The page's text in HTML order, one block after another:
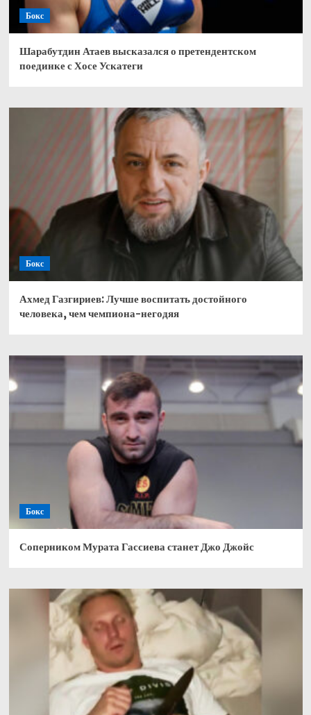
Бокс
Шарабутдин Атаев высказался о претендентском
поединке с Хосе Ускатеги
Бокс
Ахмед Газгириев: Лучше воспитать достойного
человека, чем чемпиона-негодяя
Бокс
Соперником Мурата Гассиева станет Джо Джойс